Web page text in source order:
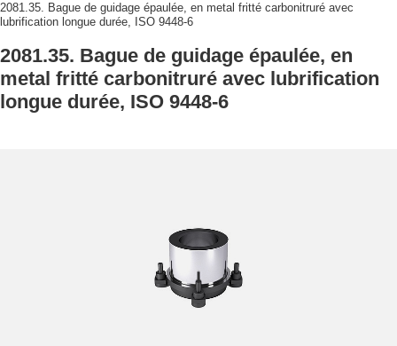
2081.35. Bague de guidage épaulée, en metal fritté carbonitruré avec
lubrification longue durée, ISO 9448-6
2081.35. Bague de guidage épaulée, en
metal fritté carbonitruré avec lubrification
longue durée, ISO 9448-6